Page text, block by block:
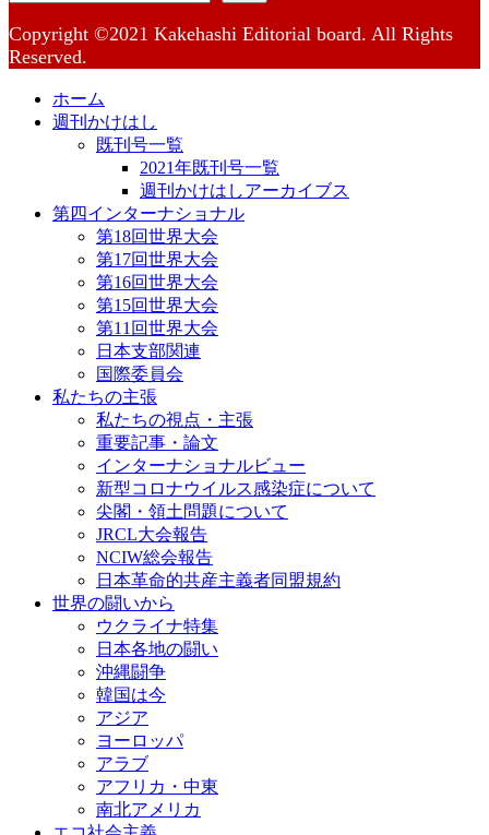
Copyright ©2021 Kakehashi Editorial board. All Rights
Reserved.
ホーム
週刊かけはし
既刊号一覧
2021年既刊号一覧
週刊かけはしアーカイブス
第四インターナショナル
第18回世界大会
第17回世界大会
第16回世界大会
第15回世界大会
第11回世界大会
日本支部関連
国際委員会
私たちの主張
私たちの視点・主張
重要記事・論文
インターナショナルビュー
新型コロナウイルス感染症について
尖閣・領土問題について
JRCL大会報告
NCIW総会報告
日本革命的共産主義者同盟規約
世界の闘いから
ウクライナ特集
日本各地の闘い
沖縄闘争
韓国は今
アジア
ヨーロッパ
アラブ
アフリカ・中東
南北アメリカ